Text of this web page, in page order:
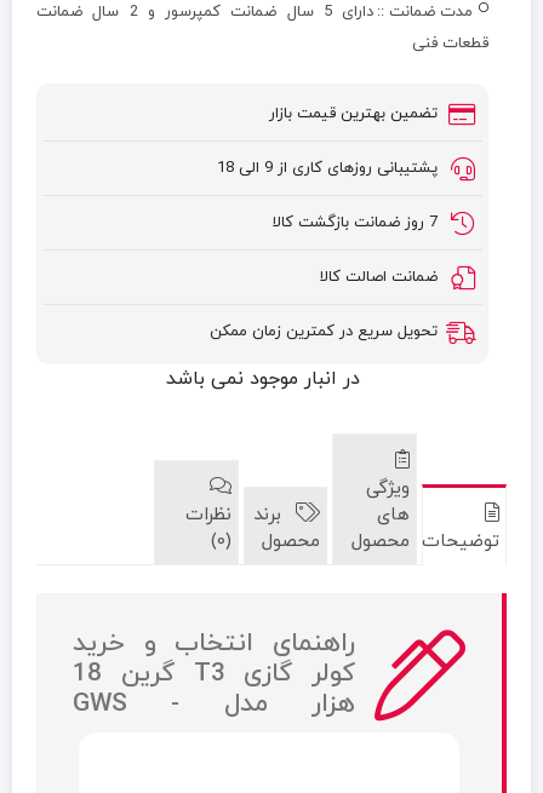
مدت ضمانت ::
دارای 5 سال ضمانت كمپرسور و 2 سال ضمانت
قطعات فنی
تضمین بهترین قیمت بازار
پشتیبانی روزهای کاری از 9 الی 18
7 روز ضمانت بازگشت کالا
ضمانت اصالت کالا
تحویل سریع در کمترین زمان ممکن
در انبار موجود نمی باشد
توضیحات
ویژگی
های
محصول
برند
محصول
نظرات
(0)
راهنمای انتخاب و خرید
کولر گازی T3 گرین 18
هزار مدل GWS -